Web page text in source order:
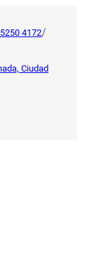
4172/
Ciudad